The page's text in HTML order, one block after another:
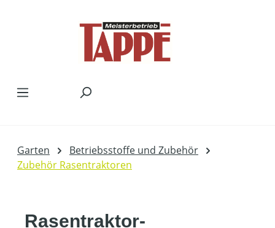
Garten
Betriebsstoffe und Zubehör
Zubehör Rasentraktoren
Rasentraktor-